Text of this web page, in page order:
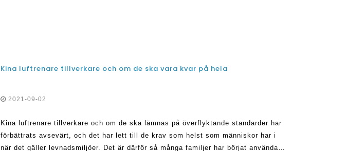
Kina luftrenare tillverkare och om de ska vara kvar på hela
2021-09-02
Kina luftrenare tillverkare och om de ska lämnas på överflyktande standarder har
förbättrats avsevärt, och det har lett till de krav som helst som människor har i
när det gäller levnadsmiljöer. Det är därför så många familjer har börjat använda